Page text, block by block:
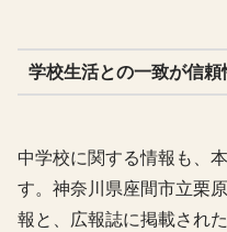
学校生活との一致が信頼
中学校に関する情報も、
す。神奈川県座間市立栗
報と、広報誌に掲載され